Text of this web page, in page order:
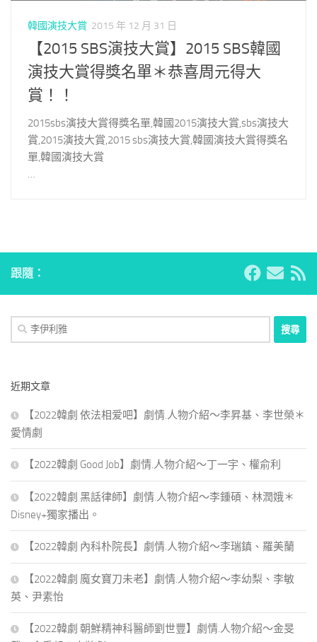
韓國演技大賞 2015 年 12 月 31 日
【2015 SBS演技大賞】2015 SBS韓國
演技大賞得獎名單＊恭喜周元得大
賞！！
2015sbs演技大賞得獎名單,韓國2015演技大賞,sbs演技大
賞,2015演技大賞,2015 sbs演技大賞,韓國演技大賞得獎名
單,韓國演技大賞
…
跟隨：
搜
尋
字:
近期文章
【2022韓劇 依法相爱吧】劇情.人物介紹～李昇基、李世榮＊
愛情劇
【2022韓劇 Good Job】劇情.人物介紹～丁一宇、權俞利
【2022韓劇 黑話律師】劇情.人物介紹～李鍾碩、林潤娥＊
Disney+獨家播出。
【2022韓劇 內科朴院長】劇情.人物介紹～李瑞鎮、羅美蘭
【2022韓劇 魔女寶刀未老】劇情.人物介紹～李幼梨、李敏
英、尹素怡
【2022韓劇 朝鮮精神科醫師劉世豐】劇情.人物介紹～金旻